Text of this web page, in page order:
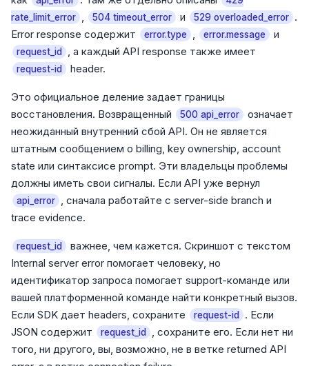
rate_limit_error , 504 timeout_error и 529 overloaded_error .
Error response содержит
error.type , error.message и
request_id , а каждый API response также имеет
request-id header.
Это официальное деление задает границы
восстановления. Возвращенный
500 api_error
означает
неожиданный внутренний сбой API. Он не является
штатным сообщением о billing, key ownership, account
state или синтаксисе prompt. Эти владельцы проблемы
должны иметь свои сигналы. Если API уже вернул
api_error , сначала работайте с server-side branch и
trace evidence.
request_id
важнее, чем кажется. Скриншот с текстом
Internal server error помогает человеку, но
идентификатор запроса помогает support-команде или
вашей платформенной команде найти конкретный вызов.
Если SDK дает headers, сохраните
request-id
. Если
JSON содержит
request_id
, сохраните его. Если нет ни
того, ни другого, вы, возможно, не в ветке returned API